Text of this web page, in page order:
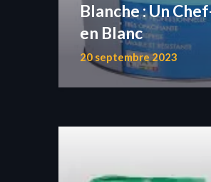
Blanche : Un
en Blanc
20 septembre 2023